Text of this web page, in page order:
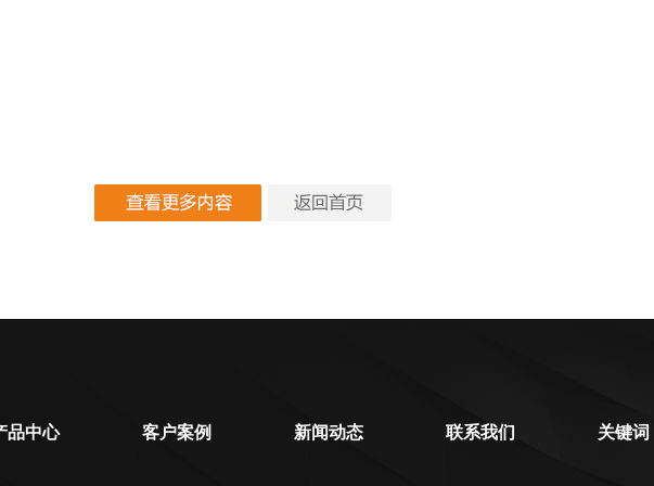
品中心 客户案例 新闻动态 联系我们 关键词